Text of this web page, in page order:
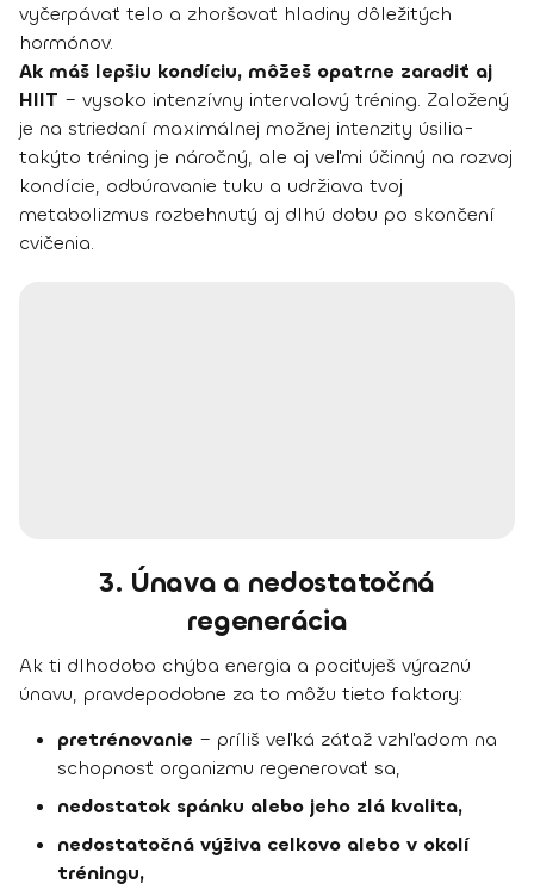
vyčerpávať telo a zhoršovať hladiny dôležitých
hormónov.
Ak máš lepšiu kondíciu, môžeš opatrne zaradiť aj
HIIT – vysoko intenzívny intervalový tréning. Založený
je na striedaní maximálnej možnej intenzity úsilia-
takýto tréning je náročný, ale aj veľmi účinný na rozvoj
kondície, odbúravanie tuku a udržiava tvoj
metabolizmus rozbehnutý aj dlhú dobu po skončení
cvičenia.
3. Únava a nedostatočná
regenerácia
Ak ti dlhodobo chýba energia a pociťuješ výraznú
únavu, pravdepodobne za to môžu tieto faktory:
pretrénovanie – príliš veľká záťaž vzhľadom na
schopnosť organizmu regenerovať sa,
nedostatok spánku alebo jeho zlá kvalita,
nedostatočná výživa celkovo alebo v okolí
tréningu,